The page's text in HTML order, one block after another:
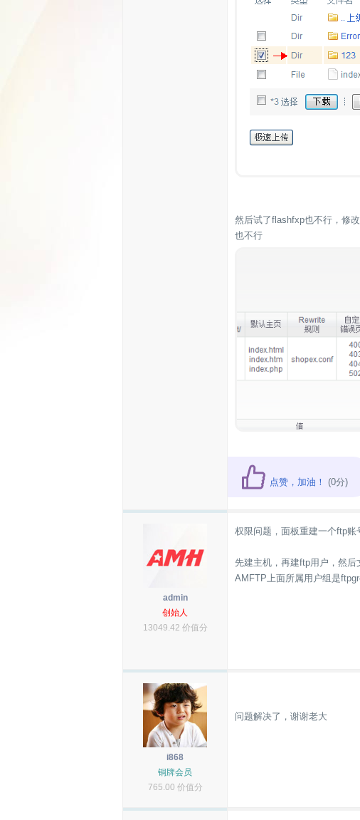
然后试了flashfxp也不行，修
也不行
点赞，加油！ (0分)
admin
创始人
13049.42 价值分
权限问题，面板重建一个ftp账
先建主机，再建ftp用户，然后
AMFTP上面所属用户组是
i868
铜牌会员
765.00 价值分
问题解决了，谢谢老大